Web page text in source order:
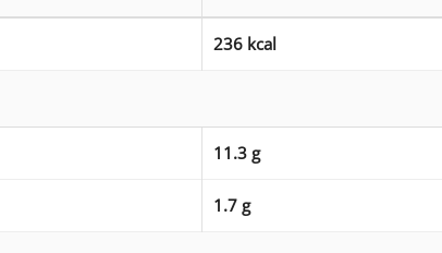
236 kcal
11.3 g
1.7 g